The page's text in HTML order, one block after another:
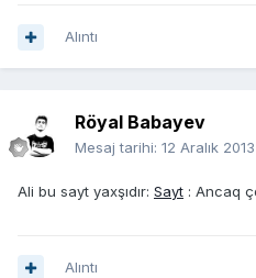
Alıntı
Röyal Babayev
Mesaj tarihi: 12 Aralık 2013
Ali bu sayt yaxşıdır: Sayt : Ancaq
Alıntı